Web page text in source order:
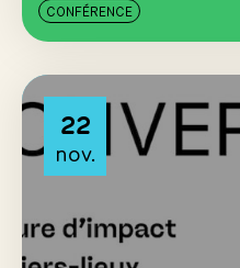
CONFÉRENCE
22
nov.